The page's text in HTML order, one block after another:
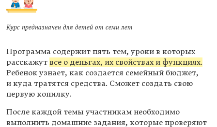
Курс предназначен для детей от семи лет
Программа содержит пять тем, уроки в которых
расскажут все о деньгах, их свойствах и функциях.
Ребенок узнает, как создается семейный бюджет,
и куда тратятся средства. Сможет создать свою
первую копилку.
После каждой темы участникам необходимо
выполнить домашние задания, которые проверяют